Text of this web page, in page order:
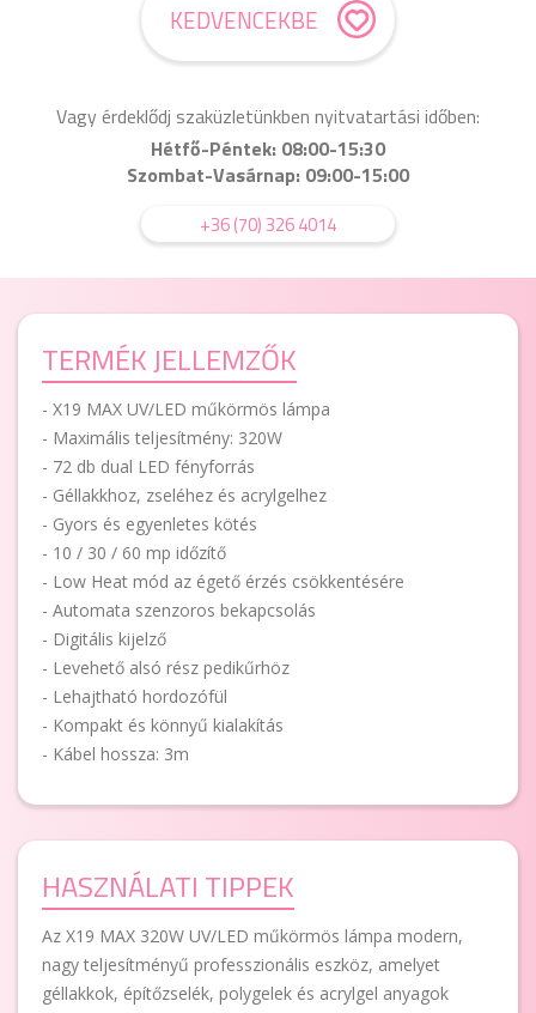
KEDVENCEKBE
Vagy érdeklődj szaküzletünkben nyitvatartási időben:
Hétfő-Péntek: 08:00-15:30
Szombat-Vasárnap: 09:00-15:00
+36 (70) 326 4014
TERMÉK JELLEMZŐK
- X19 MAX UV/LED műkörmös lámpa
- Maximális teljesítmény: 320W
- 72 db dual LED fényforrás
- Géllakkhoz, zseléhez és acrylgelhez
- Gyors és egyenletes kötés
- 10 / 30 / 60 mp időzítő
- Low Heat mód az égető érzés csökkentésére
- Automata szenzoros bekapcsolás
- Digitális kijelző
- Levehető alsó rész pedikűrhöz
- Lehajtható hordozófül
- Kompakt és könnyű kialakítás
- Kábel hossza: 3m
HASZNÁLATI TIPPEK
Az X19 MAX 320W UV/LED műkörmös lámpa modern,
nagy teljesítményű professzionális eszköz, amelyet
géllakkok, építőzselék, polygelek és acrylgel anyagok